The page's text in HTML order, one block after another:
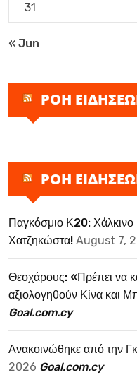
31
« Jun
ΡΟΗ
ΡΟΗ
Παγκόσμιο Κ20: Χάλκινο
Χατζηκώστα! August 7,
Θεοχάρους: «Πρέπει να
αξιολογηθούν Κίνα και
Goal.com.cy
Ανακοινώθηκε από την
2026 Goal.com.cy